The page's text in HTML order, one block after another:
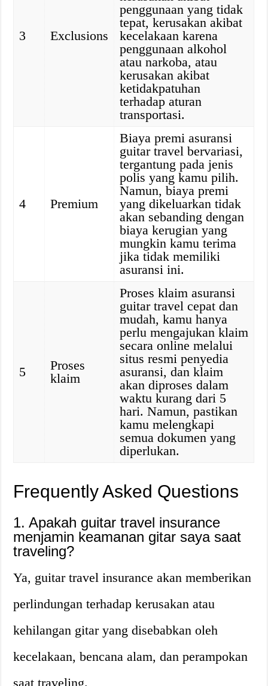
3 Exclusions
penggunaan yang tidak
tepat, kerusakan akibat
kecelakaan karena
penggunaan alkohol
atau narkoba, atau
kerusakan akibat
ketidakpatuhan
terhadap aturan
transportasi.
4 Premium
Biaya premi asuransi
guitar travel bervariasi,
tergantung pada jenis
polis yang kamu pilih.
Namun, biaya premi
yang dikeluarkan tidak
akan sebanding dengan
biaya kerugian yang
mungkin kamu terima
jika tidak memiliki
asuransi ini.
5
Proses
klaim
Proses klaim asuransi
guitar travel cepat dan
mudah, kamu hanya
perlu mengajukan klaim
secara online melalui
situs resmi penyedia
asuransi, dan klaim
akan diproses dalam
waktu kurang dari 5
hari. Namun, pastikan
kamu melengkapi
semua dokumen yang
diperlukan.
Frequently Asked Questions
1. Apakah guitar travel insurance
menjamin keamanan gitar saya saat
traveling?
Ya, guitar travel insurance akan memberikan
perlindungan terhadap kerusakan atau
kehilangan gitar yang disebabkan oleh
kecelakaan, bencana alam, dan perampokan
saat traveling.